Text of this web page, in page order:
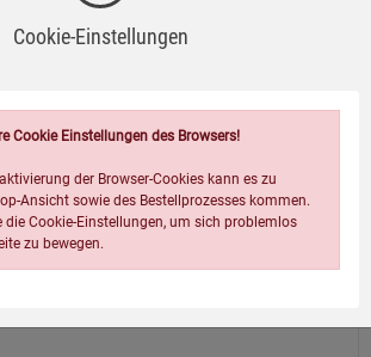
Cookie-Einstellungen
Cookie Einstellungen des Browsers!
der Browser-Cookies kann es zu
Ansicht sowie des Bestellprozesses kommen.
die Cookie-Einstellungen, um sich problemlos
zu bewegen.